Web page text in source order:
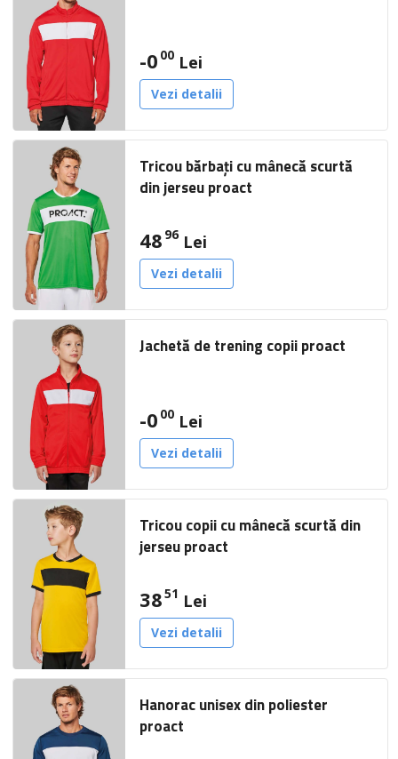
-0 00 Lei
Vezi detalii
Tricou bărbați cu mânecă scurtă
din jerseu proact
48 96 Lei
Vezi detalii
Jachetă de trening copii proact
-0 00 Lei
Vezi detalii
Tricou copii cu mânecă scurtă din
jerseu proact
3851 Lei
Vezi detalii
Hanorac unisex din poliester
proact